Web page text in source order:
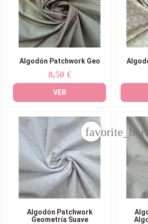
Algodón Patchwork Geo
Precio
8,50 €
VER
Algodón Patchwork
Geometría Suave